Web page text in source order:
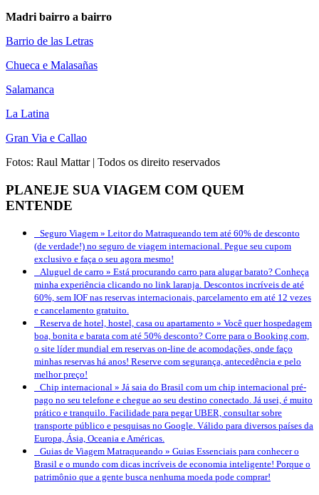
Madri bairro a bairro
Barrio de las Letras
Chueca e Malasañas
Salamanca
La Latina
Gran Via e Callao
Fotos: Raul Mattar | Todos os direito reservados
PLANEJE SUA VIAGEM COM QUEM
ENTENDE
Seguro Viagem » Leitor do Matraqueando tem até 60% de desconto
(de verdade!) no seguro de viagem internacional. Pegue seu cupom
exclusivo e faça o seu agora mesmo!
Aluguel de carro » Está procurando carro para alugar barato? Conheça
minha experiência clicando no link laranja. Descontos incríveis de até
60%, sem IOF nas reservas internacionais, parcelamento em até 12 vezes
e cancelamento gratuito.
Reserva de hotel, hostel, casa ou apartamento » Você quer hospedagem
boa, bonita e barata com até 50% desconto? Corre para o Booking.com,
o site líder mundial em reservas on-line de acomodações, onde faço
minhas reservas há anos! Reserve com segurança, antecedência e pelo
melhor preço!
Chip internacional » Já saia do Brasil com um chip internacional pré-
pago no seu telefone e chegue ao seu destino conectado. Já usei, é muito
prático e tranquilo. Facilidade para pegar UBER, consultar sobre
transporte público e pesquisas no Google. Válido para diversos países da
Europa, Ásia, Oceania e Américas.
Guias de Viagem Matraqueando » Guias Essenciais para conhecer o
Brasil e o mundo com dicas incríveis de economia inteligente! Porque o
patrimônio que a gente busca nenhuma moeda pode comprar!